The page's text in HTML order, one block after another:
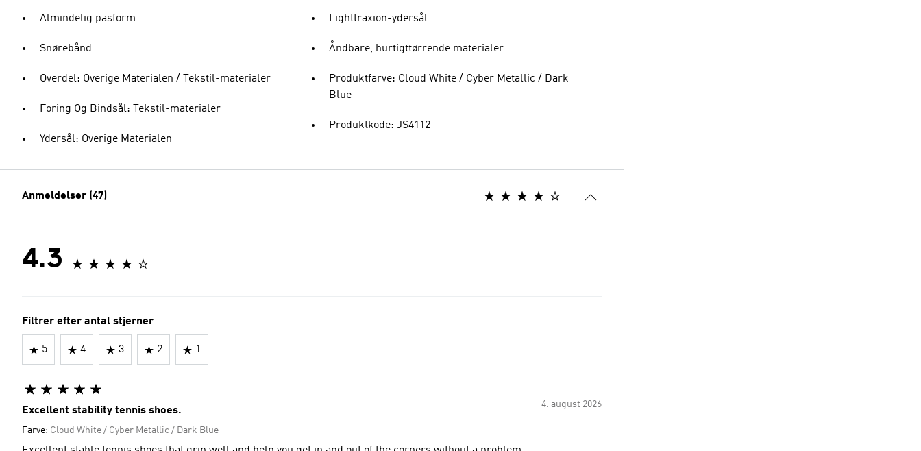
Almindelig pasform
Snørebånd
Overdel: Overige Materialen / Tekstil-materialer
Foring Og Bindsål: Tekstil-materialer
Ydersål: Overige Materialen
Lighttraxion-ydersål
Åndbare, hurtigttørrende materialer
Produktfarve: Cloud White / Cyber Metallic / Dark
Blue
Produktkode: JS4112
Anmeldelser (47)
4.3
Filtrer efter antal stjerner
5 4 3 2 1
4. august 2026
Excellent stability tennis shoes.
Farve: Cloud White / Cyber Metallic / Dark Blue